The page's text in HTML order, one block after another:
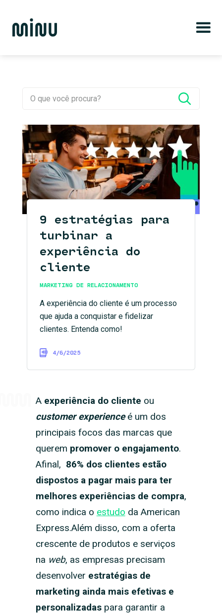
9 estratégias para
turbinar a
experiência do
cliente
MARKETING DE RELACIONAMENTO
A experiência do cliente é um processo
que ajuda a conquistar e fidelizar
clientes. Entenda como!
4/6/2025
A experiência do cliente ou
customer experienceé um dos
principais focos das marcas que
querem promover o engajamento.
Afinal, 86% dos clientes estão
dispostos a pagar mais para ter
melhores experiências de compra,
como indica o estudo da American
Express.Além disso, com a oferta
crescente de produtos e serviços
na web, as empresas precisam
desenvolver estratégias de
marketing ainda mais efetivas e
personalizadaspara garantir a